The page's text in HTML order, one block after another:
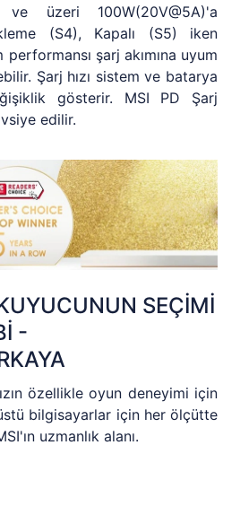
ve üzeri 100W(20V@5A)'a
(S4), Kapalı (S5) iken
şarj akımına uyum
Şarj hızı sistem ve batarya
gösterir. MSI PD Şarj
edilir.
SEÇİMİ
-
özellikle oyun deneyimi için
bilgisayarlar için her ölçütte
uzmanlık alanı.